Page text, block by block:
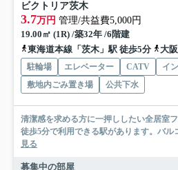
ビクトリア茨木
3.7万円 管理/共益費5,000円
19.00㎡ (1R) /築32年 /6階建
東海道本線「茨木」駅 徒歩5分
大阪
駐輪場 エレベーター CATV
イ
敷地内ごみ置き場
公共下水
清潔感を求める方に一押ししたい全居室
徒歩5分で利用できる駅があります。バル
見る
募集中の部屋